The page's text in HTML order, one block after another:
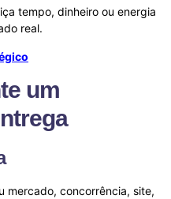
tempo, dinheiro ou energia
real.
um
mercado, concorrência, site,